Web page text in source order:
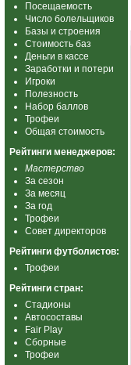
Посещаемость
Число болельщиков
Базы и строения
Стоимость баз
Деньги в кассе
Заработки и потери
Игроки
Полезность
Набор баллов
Трофеи
Общая стоимость
Рейтинги менеджеров:
Мастерство
За сезон
За месяц
За год
Трофеи
Совет директоров
Рейтинги футболистов:
Трофеи
Рейтинги стран:
Стадионы
Автосоставы
Fair Play
Сборные
Трофеи